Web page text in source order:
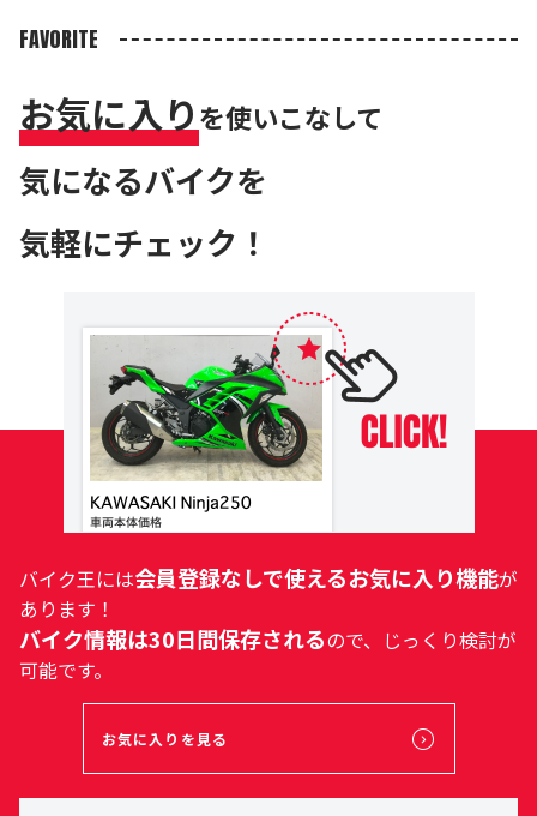
FAVORITE
お気に入りを使いこなして
気になるバイクを
気軽にチェック！
バイク王には会員登録なしで使えるお気に入り機能が
あります！
バイク情報は30日間保存されるので、じっくり検討が
可能です。
お気に入りを見る